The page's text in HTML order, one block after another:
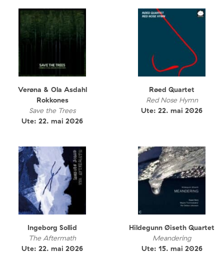
Verøna & Ola Asdahl
Rokkones
Save the Trees
Ute: 22. mai 2026
Røed Quartet
Red Nose Hymn
Ute: 22. mai 2026
Ingeborg Sollid
The Aftermath
Ute: 22. mai 2026
Hildegunn Øiseth Quartet
Meandering
Ute: 15. mai 2026